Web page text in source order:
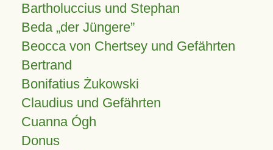
Bartholuccius und Stephan
Beda „der Jüngere”
Beocca von Chertsey und Gefährten
Bertrand
Bonifatius Żukowski
Claudius und Gefährten
Cuanna Ógh
Donus